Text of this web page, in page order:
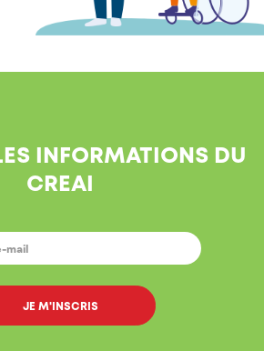
INFORMATIONS DU
CREAI